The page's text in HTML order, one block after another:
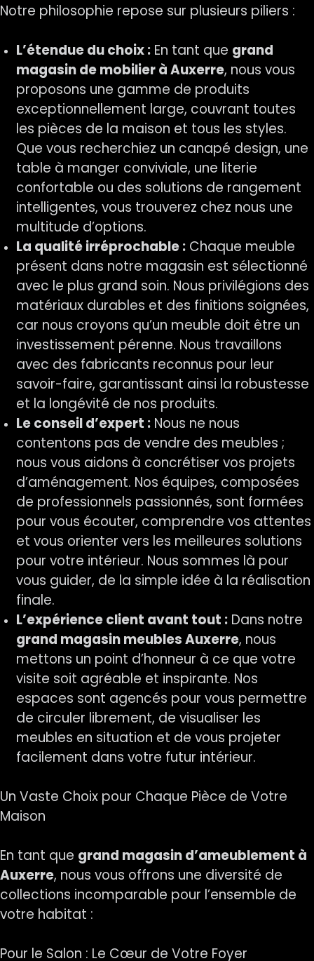
Notre philosophie repose sur plusieurs piliers :
L’étendue du choix :En tant que grand
magasin de mobilier à Auxerre, nous vous
proposons une gamme de produits
exceptionnellement large, couvrant toutes
les pièces de la maison et tous les styles.
Que vous recherchiez un canapé design, une
table à manger conviviale, une literie
confortable ou des solutions de rangement
intelligentes, vous trouverez chez nous une
multitude d’options.
La qualité irréprochable :Chaque meuble
présent dans notre magasin est sélectionné
avec le plus grand soin. Nous privilégions des
matériaux durables et des finitions soignées,
car nous croyons qu’un meuble doit être un
investissement pérenne. Nous travaillons
avec des fabricants reconnus pour leur
savoir-faire, garantissant ainsi la robustesse
et la longévité de nos produits.
Le conseil d’expert :Nous ne nous
contentons pas de vendre des meubles ;
nous vous aidons à concrétiser vos projets
d’aménagement. Nos équipes, composées
de professionnels passionnés, sont formées
pour vous écouter, comprendre vos attentes
et vous orienter vers les meilleures solutions
pour votre intérieur. Nous sommes là pour
vous guider, de la simple idée à la réalisation
finale.
L’expérience client avant tout :Dans notre
grand magasin meubles Auxerre, nous
mettons un point d’honneur à ce que votre
visite soit agréable et inspirante. Nos
espaces sont agencés pour vous permettre
de circuler librement, de visualiser les
meubles en situation et de vous projeter
facilement dans votre futur intérieur.
Un Vaste Choix pour Chaque Pièce de Votre
Maison
En tant que grand magasin d’ameublement à
Auxerre, nous vous offrons une diversité de
collections incomparable pour l’ensemble de
votre habitat :
Pour le Salon : Le Cœur de Votre Foyer